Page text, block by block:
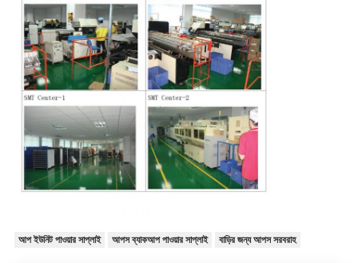
আপ ইউনিট পাওয়ার সাপ্লাই আপস ব্যাকআপ পাওয়ার সাপ্লাই বাড়ির জন্য আপস সরবরাহ